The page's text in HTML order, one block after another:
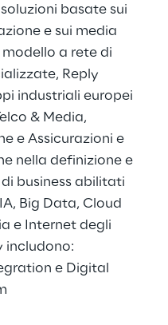
basate sui
e sui media
a rete di
Reply
industriali europei
& Media,
e Assicurazioni e
nella definizione e
business abilitati
Big Data, Cloud
e Internet degli
includono:
e Digital